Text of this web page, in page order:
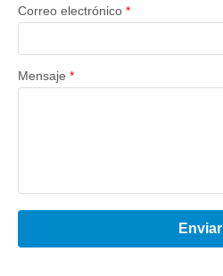
Correo electrónico *
Mensaje *
Enviar